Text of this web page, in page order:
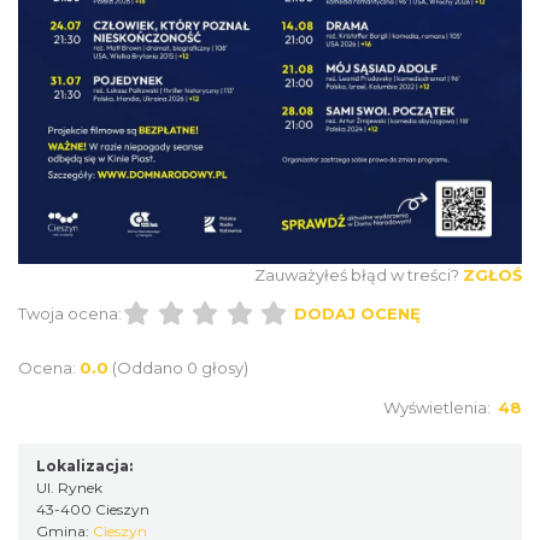
Cieszyn
0.11 km
Cieszyn
2026-08-16
Zauważyłeś błąd w treści? ZGŁOŚ
Twoja ocena:
DODAJ OCENĘ
Ocena: 0.0 (Oddano 0 głosy)
Wyświetlenia: 48
Lokalizacja:
Ul. Rynek
43-400 Cieszyn
Gmina: Cieszyn